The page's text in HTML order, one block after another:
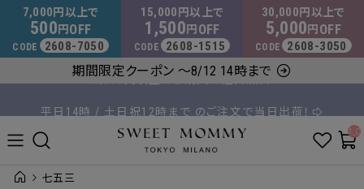
マタニティウェア・授乳服のスウィートマミー
7,000 円以上で
500 円 OFF
CODE 2608-7050
15,000 円以上で
1,500 円 OFF
CODE 2608-1515
30,000 円以上で
5,000 円 OFF
CODE 2608-3050
期間限定クーポン ～8/12 14時まで
8,000円以上のご購入で送料無料
七五三